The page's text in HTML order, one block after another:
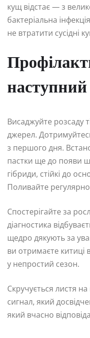
кущ відстає — з
бактеріальна
не втратити сусідні
наступний
Висаджуйте розсаду
джерел.
з першого дня.
пастки ще до появи
гібриди, стійкі до
Поливайте
Спостерігайте за
діагностика
щедро дякують за
ви отримаєте китиці
у непростий сезон.
Скручується листя
сигнал, який
який вчасно